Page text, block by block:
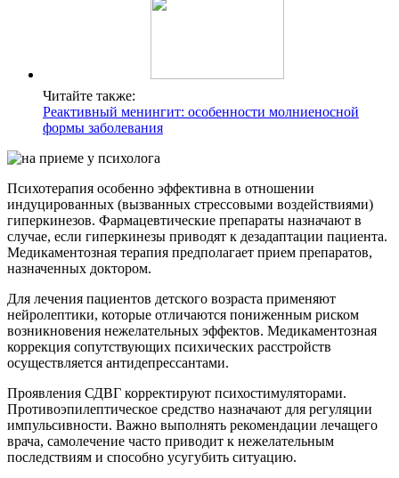
Читайте также:
Реактивный менингит: особенности молниеносной
формы заболевания
Психотерапия особенно эффективна в отношении
индуцированных (вызванных стрессовыми воздействиями)
гиперкинезов. Фармацевтические препараты назначают в
случае, если гиперкинезы приводят к дезадаптации пациента.
Медикаментозная терапия предполагает прием препаратов,
назначенных доктором.
Для лечения пациентов детского возраста применяют
нейролептики, которые отличаются пониженным риском
возникновения нежелательных эффектов. Медикаментозная
коррекция сопутствующих психических расстройств
осуществляется антидепрессантами.
Проявления СДВГ корректируют психостимуляторами.
Противоэпилептическое средство назначают для регуляции
импульсивности. Важно выполнять рекомендации лечащего
врача, самолечение часто приводит к нежелательным
последствиям и способно усугубить ситуацию.